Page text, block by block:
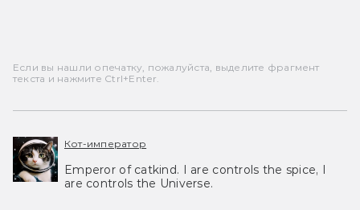
Если вы нашли опечатку, пожалуйста, выделите фрагмент
текста и нажмите Ctrl+Enter.
Кот-император
Emperor of catkind. I are controls the spice, I
are controls the Universe.